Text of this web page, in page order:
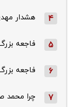
4 هشدار
5 فاجعه
6 فاجعه
7 چرا محمد